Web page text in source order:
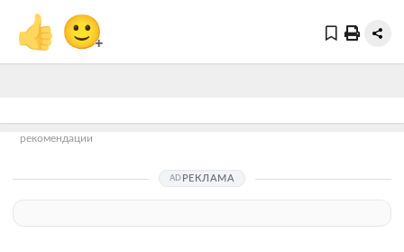
👍 🙂+
рекомендации
РЕКЛАМА